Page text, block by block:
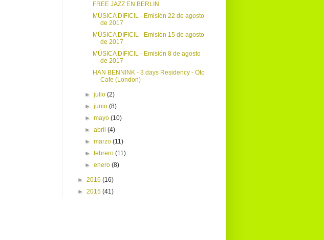
FREE JAZZ EN BERLIN
MÚSICA DIFICIL - Emisión 22 de agosto
de 2017
MÚSICA DIFICIL - Emisión 15 de agosto
de 2017
MÚSICA DIFICIL - Emisión 8 de agosto
de 2017
HAN BENNINK - 3 days Residency - Oto
Cafe (London)
►julio(2)
►junio(8)
►mayo(10)
►abril(4)
►marzo(11)
►febrero(11)
►enero(8)
► 2016 (16)
► 2015 (41)